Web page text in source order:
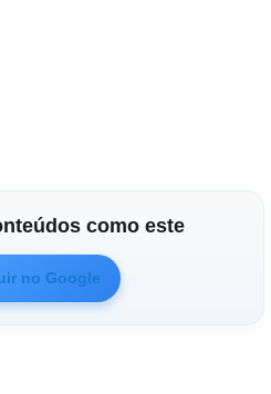
como este
no Google